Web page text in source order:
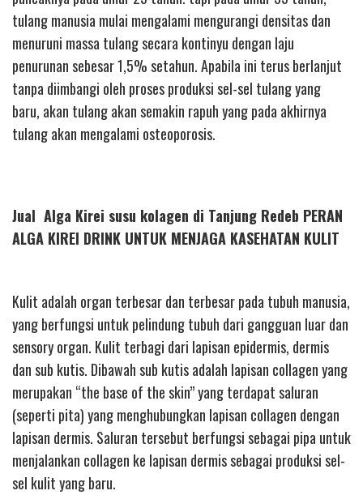
tulang manusia mulai mengalami mengurangi densitas dan
menuruni massa tulang secara kontinyu dengan laju
penurunan sebesar 1,5% setahun. Apabila ini terus berlanjut
tanpa diimbangi oleh proses produksi sel-sel tulang yang
baru, akan tulang akan semakin rapuh yang pada akhirnya
tulang akan mengalami osteoporosis.
Jual Alga Kirei susu kolagen di Tanjung Redeb PERAN
ALGA KIREI DRINK UNTUK MENJAGA KASEHATAN KULIT
Kulit adalah organ terbesar dan terbesar pada tubuh manusia,
yang berfungsi untuk pelindung tubuh dari gangguan luar dan
sensory organ. Kulit terbagi dari lapisan epidermis, dermis
dan sub kutis. Dibawah sub kutis adalah lapisan collagen yang
merupakan “the base of the skin” yang terdapat saluran
(seperti pita) yang menghubungkan lapisan collagen dengan
lapisan dermis. Saluran tersebut berfungsi sebagai pipa untuk
menjalankan collagen ke lapisan dermis sebagai produksi sel-
sel kulit yang baru.